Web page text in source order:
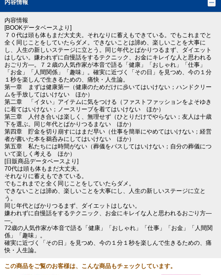
内容情報
内容情報
[BOOKデータベースより]
７０代は頭も体もまだ大丈夫。それなりに蓄えもできている。でもこれまでと
全く同じことをしていたらダメ。できないことは諦め、楽しいことを大事に
し、人生の新しいステージに立とう。同じ年代とばかりつるまず、ダイエット
はしない。嫌われずに自慢話をするテクニック、お金にキレイな人と思われる
おごり方―。７２歳の人気作家が本音で語る「健康」「おしゃれ」「仕事」
「お金」「人間関係」「趣味」。確実に近づく「その日」を見つめ、今の１分
１秒を楽しんで生きるための、痛快・人生論。
第一章 まずは健康第一（健康のためだけに歩いてはいけない；ハンドクリー
ムを手放してはいけない ほか）
第二章 「イタい」アイテムに気をつける（ファストファッションをよそゆき
に着てはいけない；ノースリーブを着てはいけない ほか）
第三章 人付き合いは楽しく、無理せず（ひとりだけでやらない；友人は十歳
下を選ぶ。同じ年代とばかりつるまない ほか）
第四章 貯金を切り崩すにはまだ早い（仕事を簡単にやめてはいけない；経営
者が書いた本を鵜呑みにしてはいけない ほか）
第五章 私たちには時間がない（葬儀をパスしてはいけない；自分の葬儀につ
いて楽しく考える ほか）
[日販商品データベースより]
70代は頭も体もまだ大丈夫。
それなりに蓄えもできている。
でもこれまでと全く同じことをしていたらダメ。
できないことは諦め、楽しいことを大事にし、人生の新しいステージに立と
う。
同じ年代とばかりつるまず、ダイエットはしない。
嫌われずに自慢話をするテクニック、お金にキレイな人と思われるおごり方―
―。
72歳の人気作家が本音で語る「健康」「おしゃれ」「仕事」「お金」「人間関
係」「趣味」。
確実に近づく「その日」を見つめ、今の１分１秒を楽しんで生きるための、痛
快・人生論。
この商品をご覧のお客様は、こんな商品もチェックしています。